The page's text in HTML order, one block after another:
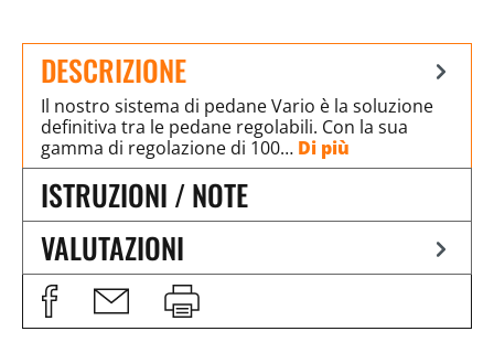
DESCRIZIONE
Il nostro sistema di pedane Vario è la soluzione
definitiva tra le pedane regolabili. Con la sua
gamma di regolazione di 100… Di più
ISTRUZIONI / NOTE
VALUTAZIONI